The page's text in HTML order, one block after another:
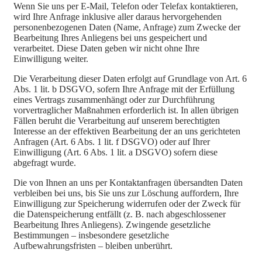
Wenn Sie uns per E-Mail, Telefon oder Telefax kontaktieren,
wird Ihre Anfrage inklusive aller daraus hervorgehenden
personenbezogenen Daten (Name, Anfrage) zum Zwecke der
Bearbeitung Ihres Anliegens bei uns gespeichert und
verarbeitet. Diese Daten geben wir nicht ohne Ihre
Einwilligung weiter.
Die Verarbeitung dieser Daten erfolgt auf Grundlage von Art. 6
Abs. 1 lit. b DSGVO, sofern Ihre Anfrage mit der Erfüllung
eines Vertrags zusammenhängt oder zur Durchführung
vorvertraglicher Maßnahmen erforderlich ist. In allen übrigen
Fällen beruht die Verarbeitung auf unserem berechtigten
Interesse an der effektiven Bearbeitung der an uns gerichteten
Anfragen (Art. 6 Abs. 1 lit. f DSGVO) oder auf Ihrer
Einwilligung (Art. 6 Abs. 1 lit. a DSGVO) sofern diese
abgefragt wurde.
Die von Ihnen an uns per Kontaktanfragen übersandten Daten
verbleiben bei uns, bis Sie uns zur Löschung auffordern, Ihre
Einwilligung zur Speicherung widerrufen oder der Zweck für
die Datenspeicherung entfällt (z. B. nach abgeschlossener
Bearbeitung Ihres Anliegens). Zwingende gesetzliche
Bestimmungen – insbesondere gesetzliche
Aufbewahrungsfristen – bleiben unberührt.